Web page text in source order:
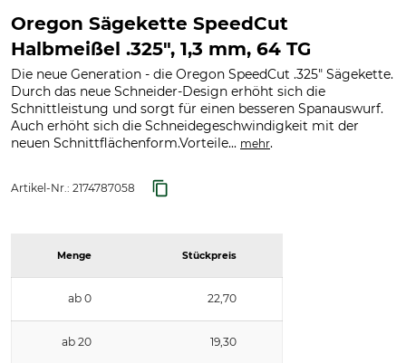
Oregon Sägekette SpeedCut
Halbmeißel .325", 1,3 mm, 64 TG
Die neue Generation - die Oregon SpeedCut .325" Sägekette.
Durch das neue Schneider-Design erhöht sich die
Schnittleistung und sorgt für einen besseren Spanauswurf.
Auch erhöht sich die Schneidegeschwindigkeit mit der
neuen Schnittflächenform.Vorteile... mehr.
Artikel-Nr.: 2174787058
Menge Stückpreis
ab 0 22,70
ab 20 19,30